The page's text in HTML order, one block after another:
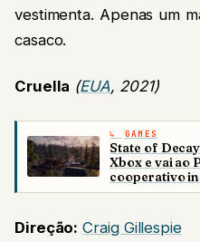
vestimenta. Apenas um
casaco.
Cruella (EUA, 2021)
GAMES
State of
Xbox e vai ao
cooperativo
Direção: Craig Gillespie